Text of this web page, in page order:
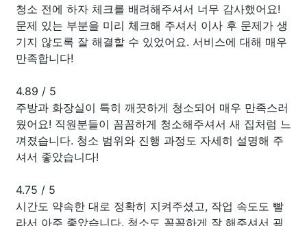
청소 전에 하자 체크를 배려해주셔서 너무 감사했어요!
문제 있는 부분을 미리 체크해 주셔서 이사 후 문제가 생
기지 않도록 잘 해결할 수 있었어요. 서비스에 대해 매우
만족합니다!
4.89 / 5
주방과 화장실이 특히 깨끗하게 청소되어 매우 만족스러
웠어요! 직원분들이 꼼꼼하게 청소해주셔서 새 집처럼 느
껴졌습니다. 청소 범위와 진행 과정도 자세히 설명해 주
셔서 좋았습니다!
4.75 / 5
시간도 약속한 대로 정확히 지켜주셨고, 작업 속도도 빨
라서 아주 좋았습니다. 청소도 꼼꼼하게 잘 해주셔서 굉